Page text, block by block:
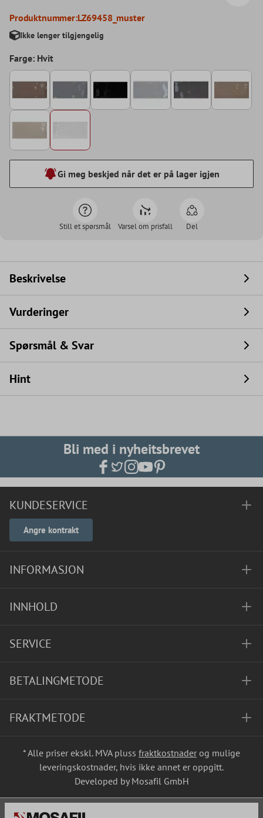
Produktnummer:LZ69458_muster
Ikke lenger tilgjengelig
Farge: Hvit
Gi meg beskjed når det er på lager igjen
Still et spørsmål Varsel om prisfall Del
Beskrivelse
Vurderinger
Spørsmål & Svar
Hint
Bli med i nyheitsbrevet
KUNDESERVICE
Angre kontrakt
INFORMASJON
INNHOLD
SERVICE
BETALINGMETODE
FRAKTMETODE
* Alle priser ekskl. MVA pluss fraktkostnader og mulige
leveringskostnader, hvis ikke annet er oppgitt.
Developed by Mosafil GmbH